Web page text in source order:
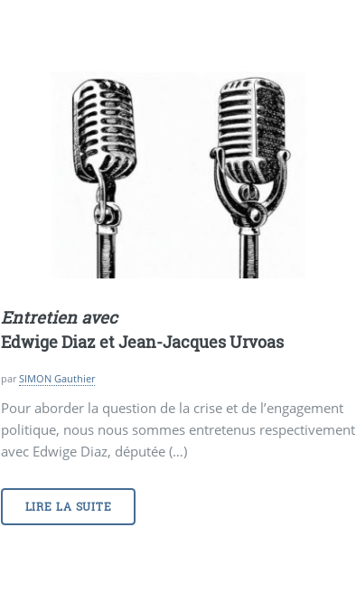
Entretien avec
Edwige Diaz etJean-Jacques Urvoas
parSIMON Gauthier
Pour aborder la question de la crise et de l’engagement
politique, nous nous sommes entretenus respectivement
avec Edwige Diaz, députée (…)
LIRE LA SUITE